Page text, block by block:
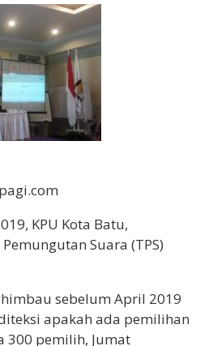
KPU Kota Batu,
Suara (TPS)
sebelum April 2019
apakah ada pemilihan
300 pemilih, Jumat